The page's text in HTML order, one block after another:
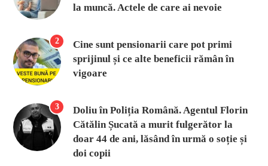
la muncă. Actele de care ai nevoie
2
Cine sunt pensionarii care pot primi
sprijinul și ce alte beneficii rămân în
vigoare
3
Doliu în Poliția Română. Agentul Florin
Cătălin Șucată a murit fulgerător la
doar 44 de ani, lăsând în urmă o soție și
doi copii